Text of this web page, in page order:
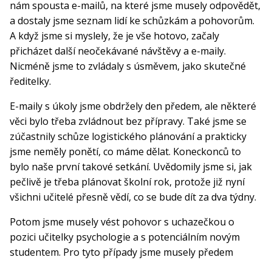
nám spousta e-mailů, na které jsme musely odpovědět,
a dostaly jsme seznam lidí ke schůzkám a pohovorům.
A když jsme si myslely, že je vše hotovo, začaly
přicházet další neočekávané návštěvy a e-maily.
Nicméně jsme to zvládaly s úsměvem, jako skutečné
ředitelky.
E-maily s úkoly jsme obdržely den předem, ale některé
věci bylo třeba zvládnout bez přípravy. Také jsme se
zúčastnily schůze logistického plánování a prakticky
jsme neměly ponětí, co máme dělat. Koneckonců to
bylo naše první takové setkání. Uvědomily jsme si, jak
pečlivě je třeba plánovat školní rok, protože již nyní
všichni učitelé přesně vědí, co se bude dít za dva týdny.
Potom jsme musely vést pohovor s uchazečkou o
pozici učitelky psychologie a s potenciálním novým
studentem. Pro tyto případy jsme musely předem